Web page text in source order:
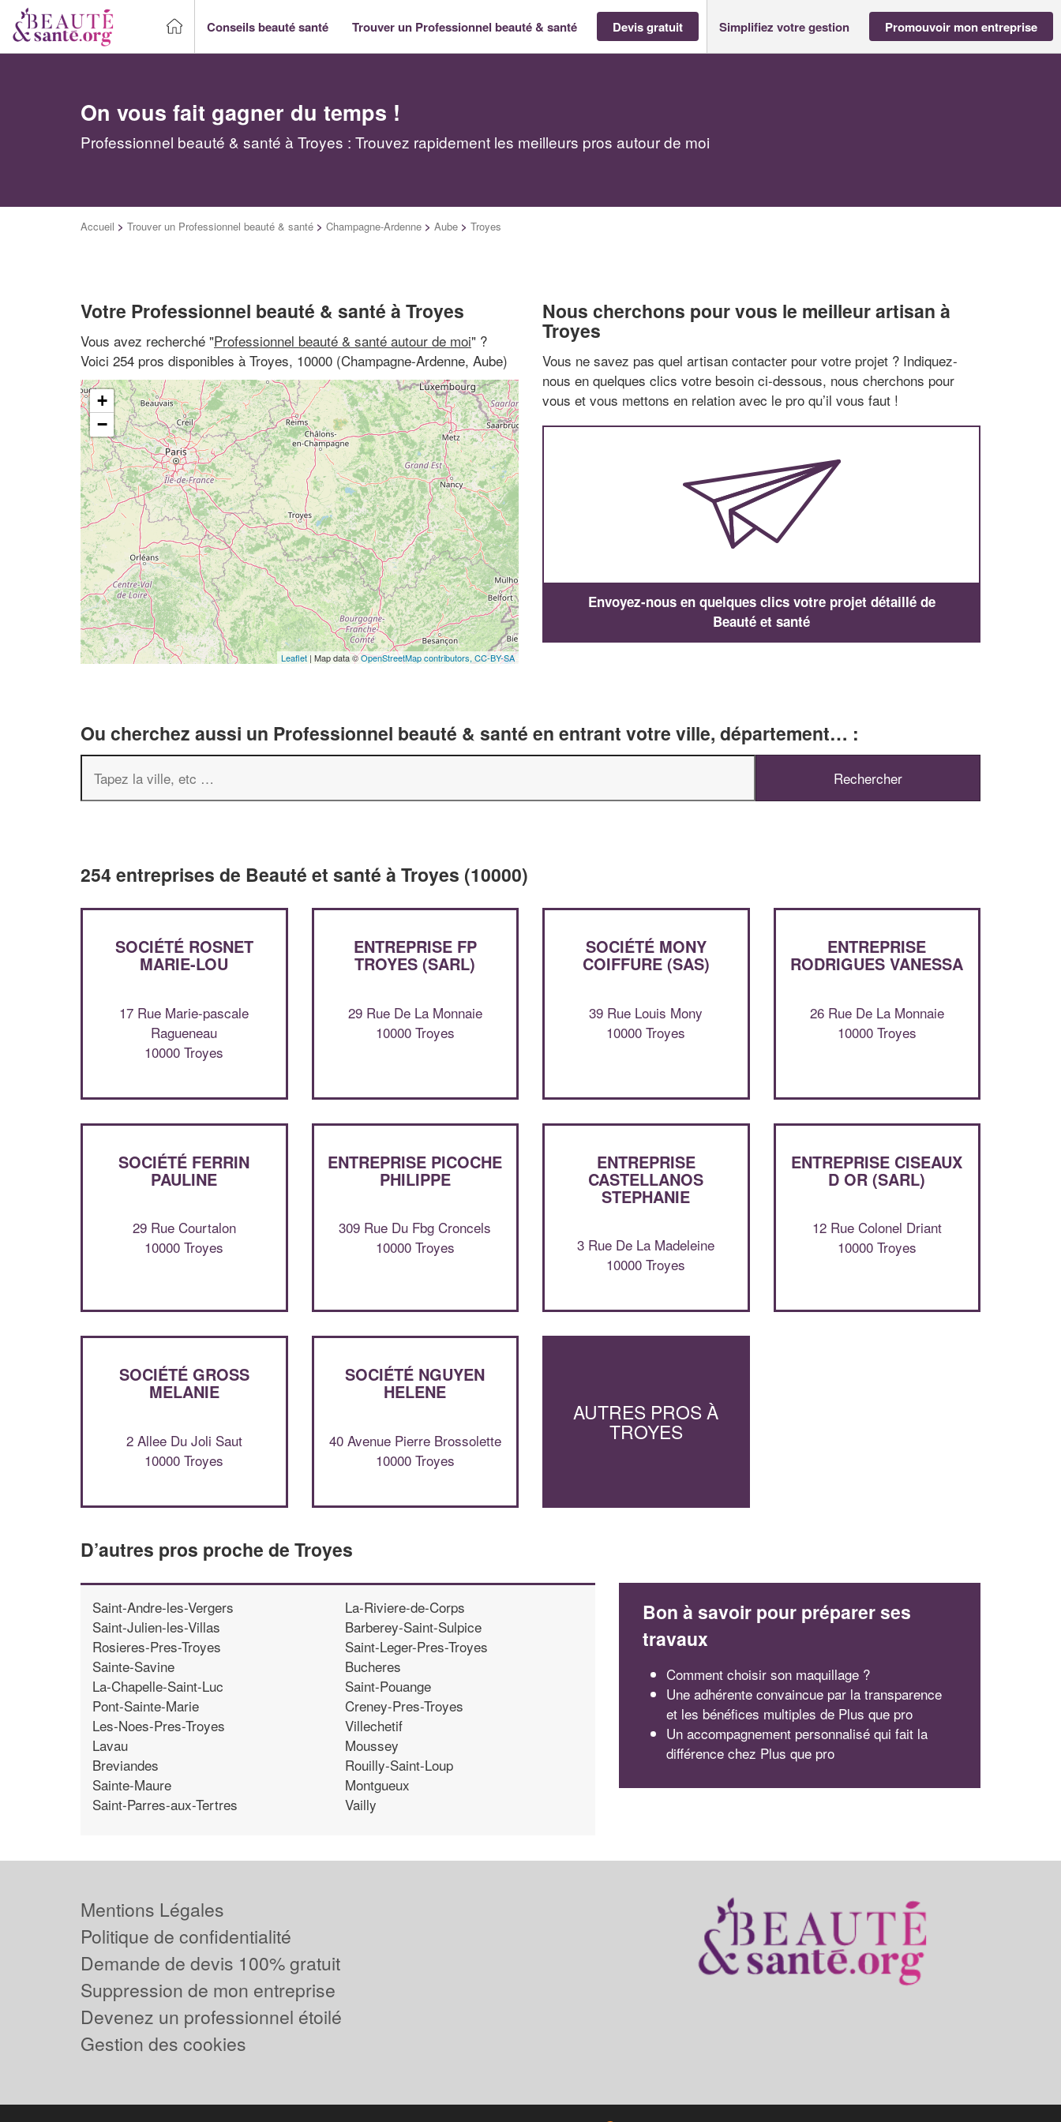
Conseils beauté santé Trouver un Professionnel beauté & santé Devis gratuit Simplifiez votre gestion Promouvoir mon entreprise
On vous fait gagner du temps !
Professionnel beauté & santé à Troyes : Trouvez rapidement les meilleurs pros autour de moi
Accueil > Trouver un Professionnel beauté & santé > Champagne-Ardenne > Aube > Troyes
Votre Professionnel beauté & santé à Troyes
Vous avez recherché "Professionnel beauté & santé autour de moi" ?
Voici 254 pros disponibles à Troyes, 10000 (Champagne-Ardenne, Aube)
+
−
Leaflet | Map data ©OpenStreetMap contributors, CC-BY-SA
Nous cherchons pour vous le meilleur artisan à
Troyes
Vous ne savez pas quel artisan contacter pour votre projet ? Indiquez-
nous en quelques clics votre besoin ci-dessous, nous cherchons pour
vous et vous mettons en relation avec le pro qu’il vous faut !
Envoyez-nous en quelques clics votre projet détaillé de
Beauté et santé
Ou cherchez aussi un Professionnel beauté & santé en entrant votre ville, département… :
254 entreprises de Beauté et santé à Troyes (10000)
SOCIÉTÉ ROSNET
MARIE-LOU
17 Rue Marie-pascale
Ragueneau
10000 Troyes
ENTREPRISE FP
TROYES (SARL)
29 Rue De La Monnaie
10000 Troyes
SOCIÉTÉ MONY
COIFFURE (SAS)
39 Rue Louis Mony
10000 Troyes
ENTREPRISE
RODRIGUES VANESSA
26 Rue De La Monnaie
10000 Troyes
SOCIÉTÉ FERRIN
PAULINE
29 Rue Courtalon
10000 Troyes
ENTREPRISE PICOCHE
PHILIPPE
309 Rue Du Fbg Croncels
10000 Troyes
ENTREPRISE
CASTELLANOS
STEPHANIE
3 Rue De La Madeleine
10000 Troyes
ENTREPRISE CISEAUX
D OR (SARL)
12 Rue Colonel Driant
10000 Troyes
SOCIÉTÉ GROSS
MELANIE
2 Allee Du Joli Saut
10000 Troyes
SOCIÉTÉ NGUYEN
HELENE
40 Avenue Pierre Brossolette
10000 Troyes
AUTRES PROS À
TROYES
D’autres pros proche de Troyes
Saint-Andre-les-Vergers
Saint-Julien-les-Villas
Rosieres-Pres-Troyes
Sainte-Savine
La-Chapelle-Saint-Luc
Pont-Sainte-Marie
Les-Noes-Pres-Troyes
Lavau
Breviandes
Sainte-Maure
Saint-Parres-aux-Tertres
La-Riviere-de-Corps
Barberey-Saint-Sulpice
Saint-Leger-Pres-Troyes
Bucheres
Saint-Pouange
Creney-Pres-Troyes
Villechetif
Moussey
Rouilly-Saint-Loup
Montgueux
Vailly
Bon à savoir pour préparer ses
travaux
Comment choisir son maquillage ?
Une adhérente convaincue par la transparence
et les bénéfices multiples de Plus que pro
Un accompagnement personnalisé qui fait la
différence chez Plus que pro
Vous êtes un
professionnel ?
nouveaux clients!
Mentions Légales
Politique de confidentialité
Demande de devis 100% gratuit
Suppression de mon entreprise
Devenez un professionnel étoilé
Gestion des cookies